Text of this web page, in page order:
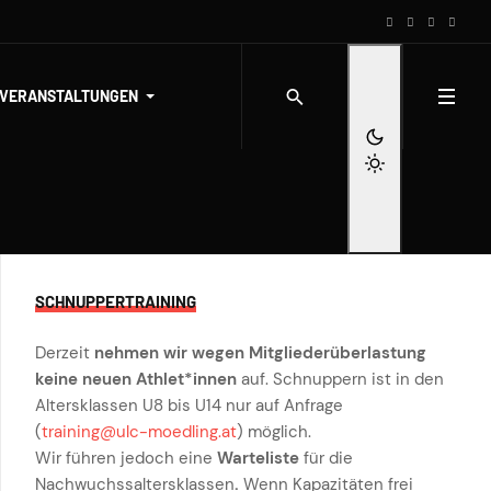
SCHNUPPERTRAINING
Derzeit nehmen wir wegen Mitgliederüberlastung
keine neuen Athlet*innen auf. Schnuppern ist in den
Altersklassen U8 bis U14 nur auf Anfrage
(training@ulc-moedling.at) möglich.
Wir führen jedoch eine Warteliste für die
Nachwuchssaltersklassen. Wenn Kapazitäten frei